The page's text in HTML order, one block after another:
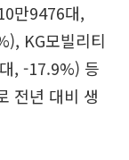
만9476대,
KG모빌리티
, -17.9%) 등
전년 대비 생